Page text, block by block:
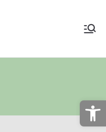
Przyrody
im.